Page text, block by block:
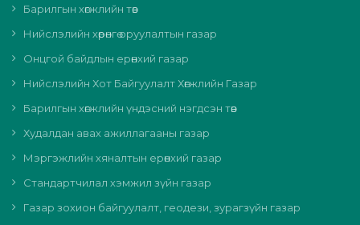
Барилгын хөгжлийн төв
Нийслэлийн хөрөнгө оруулалтын газар
Онцгой байдлын ерөнхий газар
Нийслэлийн Хот Байгуулалт Хөгжлийн Газар
Барилгын хөгжлийн үндэсний нэгдсэн төв
Худалдан авах ажиллагааны газар
Мэргэжлийн хяналтын ерөнхий газар
Стандартчилал хэмжил зүйн газар
Газар зохион байгуулалт, геодези, зурагзүйн газар